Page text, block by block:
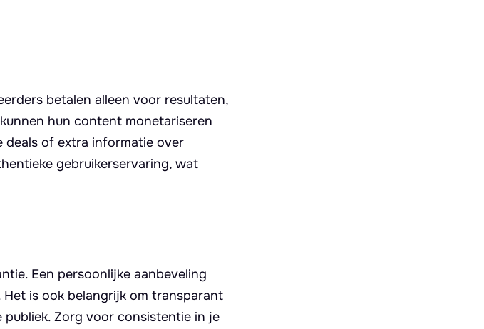
betalen alleen voor resultaten,
hun content monetariseren
deals of extra informatie over
gebruikerservaring, wat
Een persoonlijke aanbeveling
is ook belangrijk om transparant
Zorg voor consistentie in je